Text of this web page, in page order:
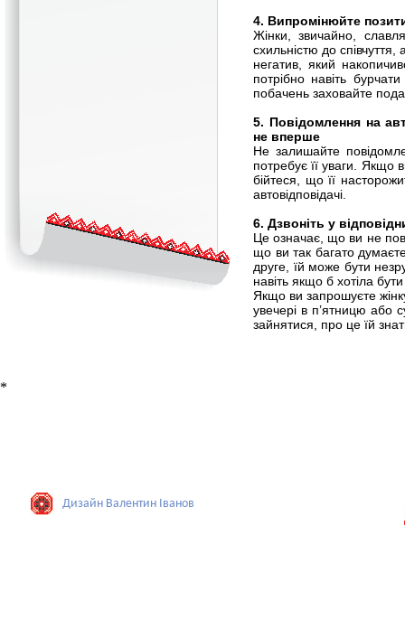
4. Випромінюйте
Жінки, звичайно,
схильністю до
негатив, який
потрібно навіть
побачень заховайте
5. Повідомлення на
не вперше
Не залишайте
потребує її уваги. Якщо
бійтеся, що її
автовідповідачі.
6. Дзвоніть у
Це означає, що ви не
що ви так багато
друге, їй може бути
навіть якщо б хотіла
Якщо ви запрошуєте
увечері в п’ятницю або
зайнятися, про це їй
*
Дизайн Валентин Iванов